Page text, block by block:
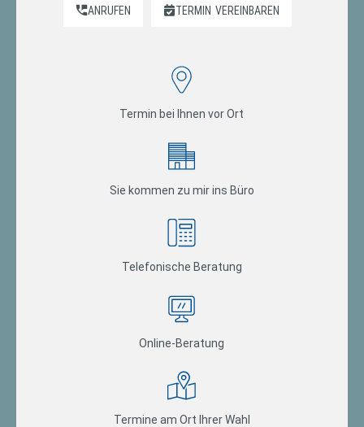
ANRUFEN TERMIN VEREINBAREN
Termin bei Ihnen vor Ort
Sie kommen zu mir ins Büro
Telefonische Beratung
Online-Beratung
Termine am Ort Ihrer Wahl